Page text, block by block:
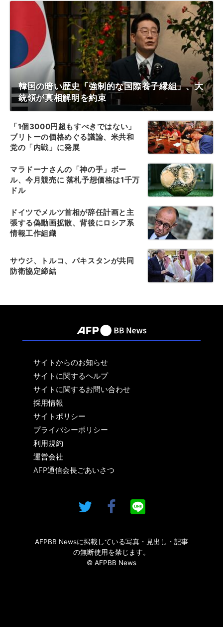
韓国の暗い歴史「強制的な国際養子縁組」、大
統領が真相解明を約束
「1個3000円超もすべきではない」
ブリトーの価格めぐる議論、米共和
党の「内戦」に発展
マラドーナさんの「神の手」ボー
ル、今月競売に 落札予想価格は1千万
ドル
ドイツでメルツ首相が辞任計画と主
張する偽動画拡散、背後にロシア系
情報工作組織
サウジ、トルコ、パキスタンが共同
防衛協定締結
サイトからのお知らせ
サイトに関するヘルプ
サイトに関するお問い合わせ
採用情報
サイトポリシー
プライバシーポリシー
利用規約
運営会社
AFP通信会長ごあいさつ
AFPBB Newsに掲載している写真・見出し・記事
の無断使用を禁じます。
© AFPBB News